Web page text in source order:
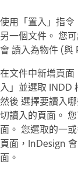
使用「置入」指
另一個文件。 您
會 讀入為物件 (與
在文件中新增頁
入」並選取 INDD
然後 選擇要讀入
切讀入的頁面。
面。 您選取的一
頁面，InDesign
面。